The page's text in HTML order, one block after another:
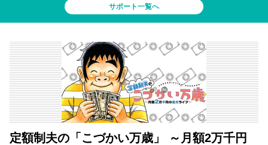
サポート一覧へ
定額制夫の「こづかい万歳」 ～月額2万千円